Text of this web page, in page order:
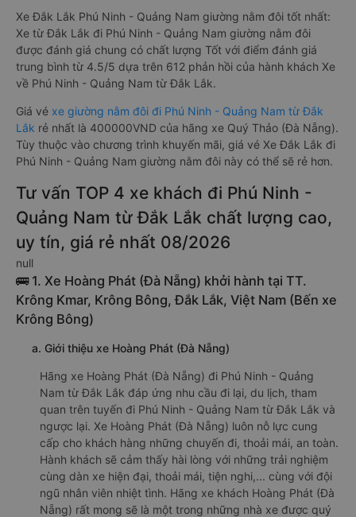
Xe Đắk Lắk Phú Ninh - Quảng Nam giường nằm đôi tốt nhất:
Xe từ Đắk Lắk đi Phú Ninh - Quảng Nam giường nằm đôi
được đánh giá chung có chất lượng Tốt với điểm đánh giá
trung bình từ 4.5/5 dựa trên 612 phản hồi của hành khách Xe
về Phú Ninh - Quảng Nam từ Đắk Lắk.
Giá vé xe giường nằm đôi đi Phú Ninh - Quảng Nam từ Đắk
Lắk rẻ nhất là 400000VND của hãng xe Quý Thảo (Đà Nẵng).
Tùy thuộc vào chương trình khuyến mãi, giá vé Xe Đắk Lắk đi
Phú Ninh - Quảng Nam giường nằm đôi này có thể sẽ rẻ hơn.
Tư vấn TOP 4 xe khách đi Phú Ninh -
Quảng Nam từ Đắk Lắk chất lượng cao,
uy tín, giá rẻ nhất 08/2026
null
🚌 1. Xe Hoàng Phát (Đà Nẵng) khởi hành tại TT.
Krông Kmar, Krông Bông, Đắk Lắk, Việt Nam (Bến xe
Krông Bông)
a. Giới thiệu xe Hoàng Phát (Đà Nẵng)
Hãng xe Hoàng Phát (Đà Nẵng) đi Phú Ninh - Quảng
Nam từ Đắk Lắk đáp ứng nhu cầu đi lại, du lịch, tham
quan trên tuyến đi Phú Ninh - Quảng Nam từ Đắk Lắk và
ngược lại. Xe Hoàng Phát (Đà Nẵng) luôn nỗ lực cung
cấp cho khách hàng những chuyến đi, thoải mái, an toàn.
Hành khách sẽ cảm thấy hài lòng với những trải nghiệm
cùng dàn xe hiện đại, thoải mái, tiện nghi,... cùng với đội
ngũ nhân viên nhiệt tình. Hãng xe khách Hoàng Phát (Đà
Nẵng) rất mong sẽ là một trong những nhà xe được quý